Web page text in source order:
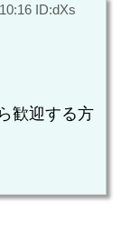
ID:dXs
歓迎する方